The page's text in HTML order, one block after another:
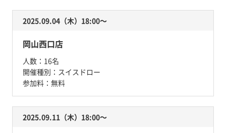
2025.09.04（木）18:00〜
岡山西口店
人数： 16名
開催種別： スイスドロー
参加料： 無料
2025.09.11（木）18:00〜